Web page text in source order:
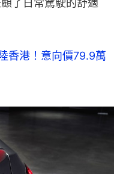
了日常駕駛的舒適
香港！意向價79.9萬